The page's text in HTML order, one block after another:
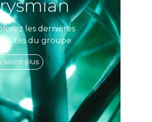
les dernières
du groupe
savoir plus